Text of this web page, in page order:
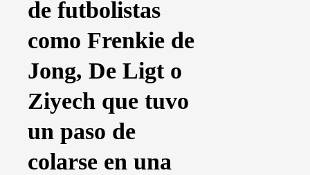
de futbolistas
como Frenkie de
Jong, De Ligt o
Ziyech que tuvo
un paso de
colarse en una